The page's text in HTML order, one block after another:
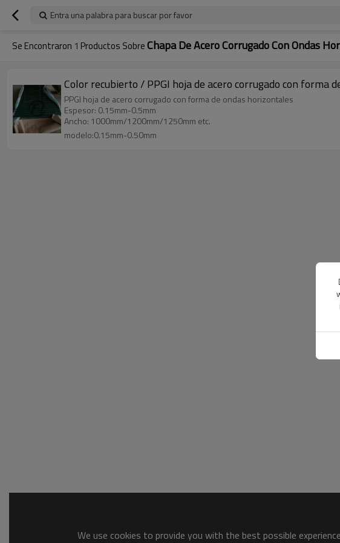
Entra una palabra para buscar por favor
Se Encontraron 1 Productos SobreChapa De Acero Corrugado Con Ondas
Color recubierto / PPGI hoja de acero corrugado con forma
PPGI hoja de acero corrugado con forma de ondas horizontales
Espesor: 0.15mm-0.5mm
Ancho: 1000mm/1200mm/1250mm etc.
modelo:0.15mm-0.50mm
We use cookies to provide you with the best possible